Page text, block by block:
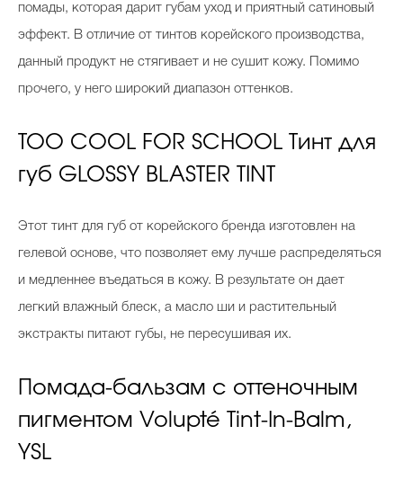
помады, которая дарит губам уход и приятный сатиновый
эффект. В отличие от тинтов корейского производства,
данный продукт не стягивает и не сушит кожу. Помимо
прочего, у него широкий диапазон оттенков.
TOO COOL FOR SCHOOL Тинт для
губ GLOSSY BLASTER TINT
Этот тинт для губ от корейского бренда изготовлен на
гелевой основе, что позволяет ему лучше распределяться
и медленнее въедаться в кожу. В результате он дает
легкий влажный блеск, а масло ши и растительный
экстракты питают губы, не пересушивая их.
Помада-бальзам с оттеночным
пигментом Volupté Tint-In-Balm,
YSL